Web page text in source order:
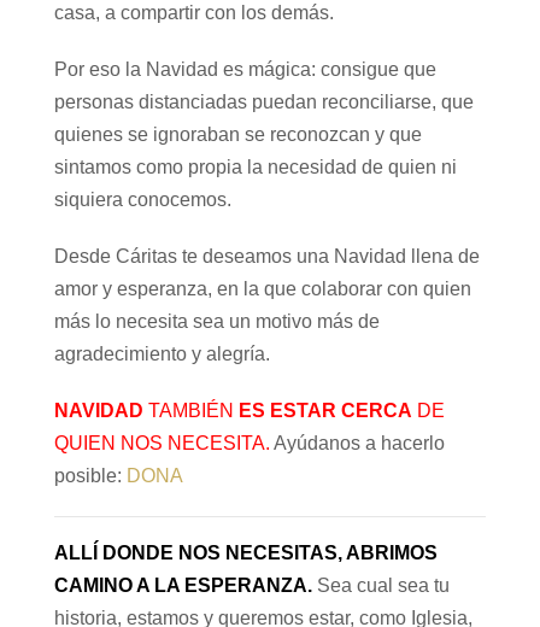
casa, a compartir con los demás.
Por eso la Navidad es mágica: consigue que
personas distanciadas puedan reconciliarse, que
quienes se ignoraban se reconozcan y que
sintamos como propia la necesidad de quien ni
siquiera conocemos.
Desde Cáritas te deseamos una Navidad llena de
amor y esperanza, en la que colaborar con quien
más lo necesita sea un motivo más de
agradecimiento y alegría.
NAVIDAD TAMBIÉN ES ESTAR CERCA DE
QUIEN NOS NECESITA. Ayúdanos a hacerlo
posible: DONA
ALLÍ DONDE NOS NECESITAS, ABRIMOS
CAMINO A LA ESPERANZA. Sea cual sea tu
historia, estamos y queremos estar, como Iglesia,